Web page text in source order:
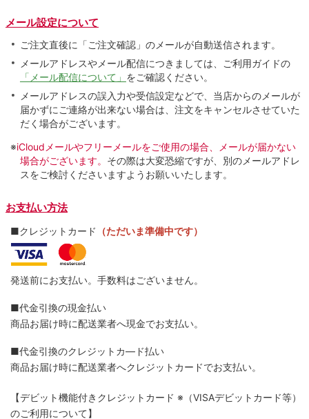
メール設定について
ご注文直後に「ご注文確認」のメールが自動送信されます。
メールアドレスやメール配信につきましては、ご利用ガイドの
「メール配信について」 をご確認ください。
メールアドレスの誤入力や受信設定などで、当店からのメールが
届かずにご連絡が出来ない場合は、注文をキャンセルさせていた
だく場合がございます。
※iCloudメールやフリーメールをご使用の場合、メールが届かない
場合がございます。 その際は大変恐縮ですが、別のメールアドレ
スをご検討くださいますようお願いいたします。
お支払い方法
■クレジットカード （ただいま準備中です）
発送前にお支払い。手数料はございません。
■代金引換の現金払い
商品お届け時に配送業者へ現金でお支払い。
■代金引換のクレジットカ―ド払い
商品お届け時に配送業者へクレジットカードでお支払い。
【デビット機能付きクレジットカード ※（VISAデビットカード等）
のご利用について】